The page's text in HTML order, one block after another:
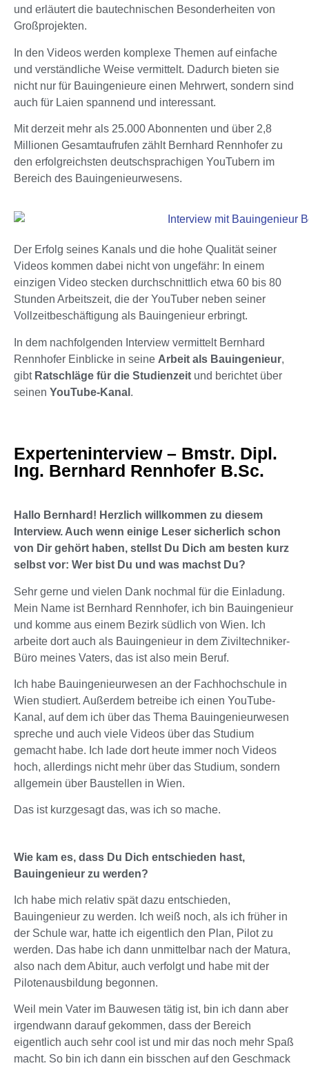
und erläutert die bautechnischen Besonderheiten von
Großprojekten.
In den Videos werden komplexe Themen auf einfache
und verständliche Weise vermittelt. Dadurch bieten sie
nicht nur für Bauingenieure einen Mehrwert, sondern sind
auch für Laien spannend und interessant.
Mit derzeit mehr als 25.000 Abonnenten und über 2,8
Millionen Gesamtaufrufen zählt Bernhard Rennhofer zu
den erfolgreichsten deutschsprachigen YouTubern im
Bereich des Bauingenieurwesens.
Der Erfolg seines Kanals und die hohe Qualität seiner
Videos kommen dabei nicht von ungefähr: In einem
einzigen Video stecken durchschnittlich etwa 60 bis 80
Stunden Arbeitszeit, die der YouTuber neben seiner
Vollzeitbeschäftigung als Bauingenieur erbringt.
In dem nachfolgenden Interview vermittelt Bernhard
Rennhofer Einblicke in seine Arbeit als Bauingenieur,
gibt Ratschläge für die Studienzeit und berichtet über
seinen YouTube-Kanal .
Experteninterview – Bmstr. Dipl.
Ing. Bernhard Rennhofer B.Sc.
Hallo Bernhard! Herzlich willkommen zu diesem
Interview. Auch wenn einige Leser sicherlich schon
von Dir gehört haben, stellst Du Dich am besten kurz
selbst vor: Wer bist Du und was machst Du?
Sehr gerne und vielen Dank nochmal für die Einladung.
Mein Name ist Bernhard Rennhofer, ich bin Bauingenieur
und komme aus einem Bezirk südlich von Wien. Ich
arbeite dort auch als Bauingenieur in dem Ziviltechniker-
Büro meines Vaters, das ist also mein Beruf.
Ich habe Bauingenieurwesen an der Fachhochschule in
Wien studiert. Außerdem betreibe ich einen YouTube-
Kanal, auf dem ich über das Thema Bauingenieurwesen
spreche und auch viele Videos über das Studium
gemacht habe. Ich lade dort heute immer noch Videos
hoch, allerdings nicht mehr über das Studium, sondern
allgemein über Baustellen in Wien.
Das ist kurzgesagt das, was ich so mache.
Wie kam es, dass Du Dich entschieden hast,
Bauingenieur zu werden?
Ich habe mich relativ spät dazu entschieden,
Bauingenieur zu werden. Ich weiß noch, als ich früher in
der Schule war, hatte ich eigentlich den Plan, Pilot zu
werden. Das habe ich dann unmittelbar nach der Matura,
also nach dem Abitur, auch verfolgt und habe mit der
Pilotenausbildung begonnen.
Weil mein Vater im Bauwesen tätig ist, bin ich dann aber
irgendwann darauf gekommen, dass der Bereich
eigentlich auch sehr cool ist und mir das noch mehr Spaß
macht. So bin ich dann ein bisschen auf den Geschmack